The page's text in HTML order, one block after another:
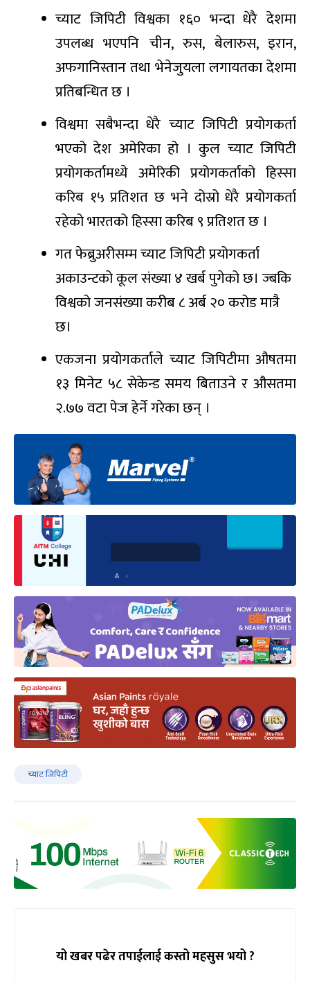
च्याट जिपिटी विश्वका १६० भन्दा धेरै देशमा
उपलब्ध भएपनि चीन, रुस, बेलारुस, इरान,
अफगानिस्तान तथा भेनेजुयला लगायतका देशमा
प्रतिबन्धित छ ।
विश्वमा सबैभन्दा धेरै च्याट जिपिटी प्रयोगकर्ता
भएको देश अमेरिका हो । कुल च्याट जिपिटी
प्रयोगकर्तामध्ये अमेरिकी प्रयोगकर्ताको हिस्सा
करिब १५ प्रतिशत छ भने दोस्रो धेरै प्रयोगकर्ता
रहेको भारतको हिस्सा करिब ९ प्रतिशत छ ।
गत फेब्रुअरीसम्म च्याट जिपिटी प्रयोगकर्ता
अकाउन्टको कूल संख्या ४ खर्ब पुगेको छ। ज्बकि
विश्वको जनसंख्या करीब ८ अर्ब २० करोड मात्रै
छ।
एकजना प्रयोगकर्ताले च्याट जिपिटीमा औषतमा
१३ मिनेट ५८ सेकेन्ड समय बिताउने र औसतमा
२.७७ वटा पेज हेर्ने गरेका छन् ।
च्याट जिपिटी
यो खबर पढेर तपाईलाई कस्तो महसुस भयो ?